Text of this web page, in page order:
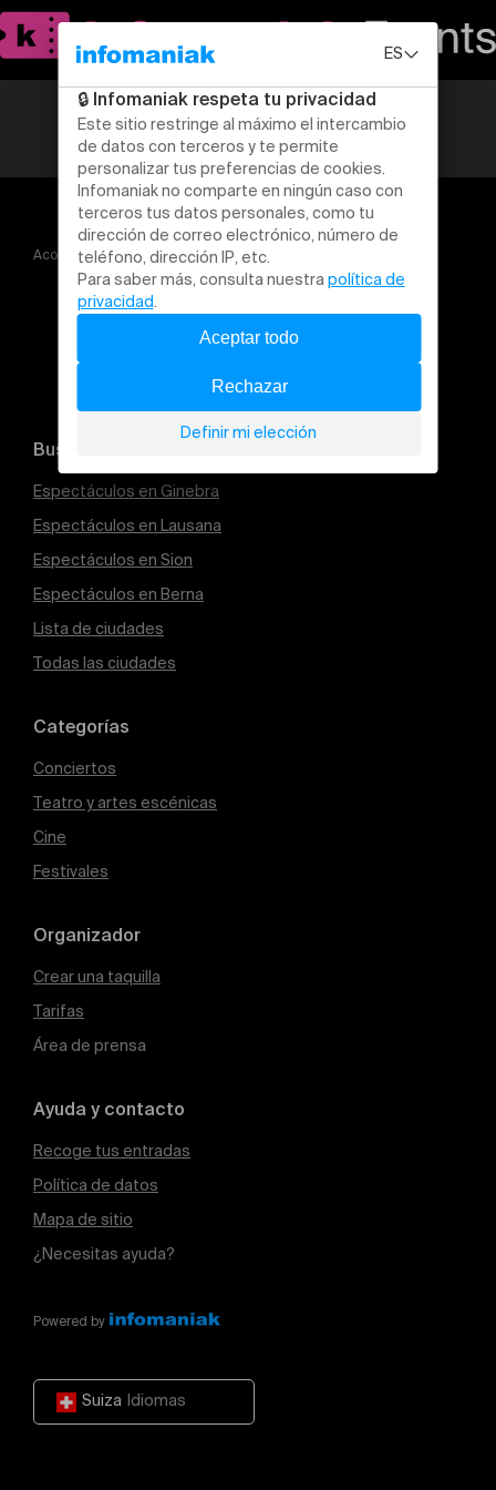
Acogida BAM! Burlesque show
Buscar un evento
Espectáculos en Ginebra
Espectáculos en Lausana
Espectáculos en Sion
Espectáculos en Berna
Lista de ciudades
Todas las ciudades
Categorías
Conciertos
Teatro y artes escénicas
Cine
Festivales
Organizador
Crear una taquilla
Tarifas
Área de prensa
Ayuda y contacto
Recoge tus entradas
Política de datos
Mapa de sitio
¿Necesitas ayuda?
Powered by
Suiza Idiomas